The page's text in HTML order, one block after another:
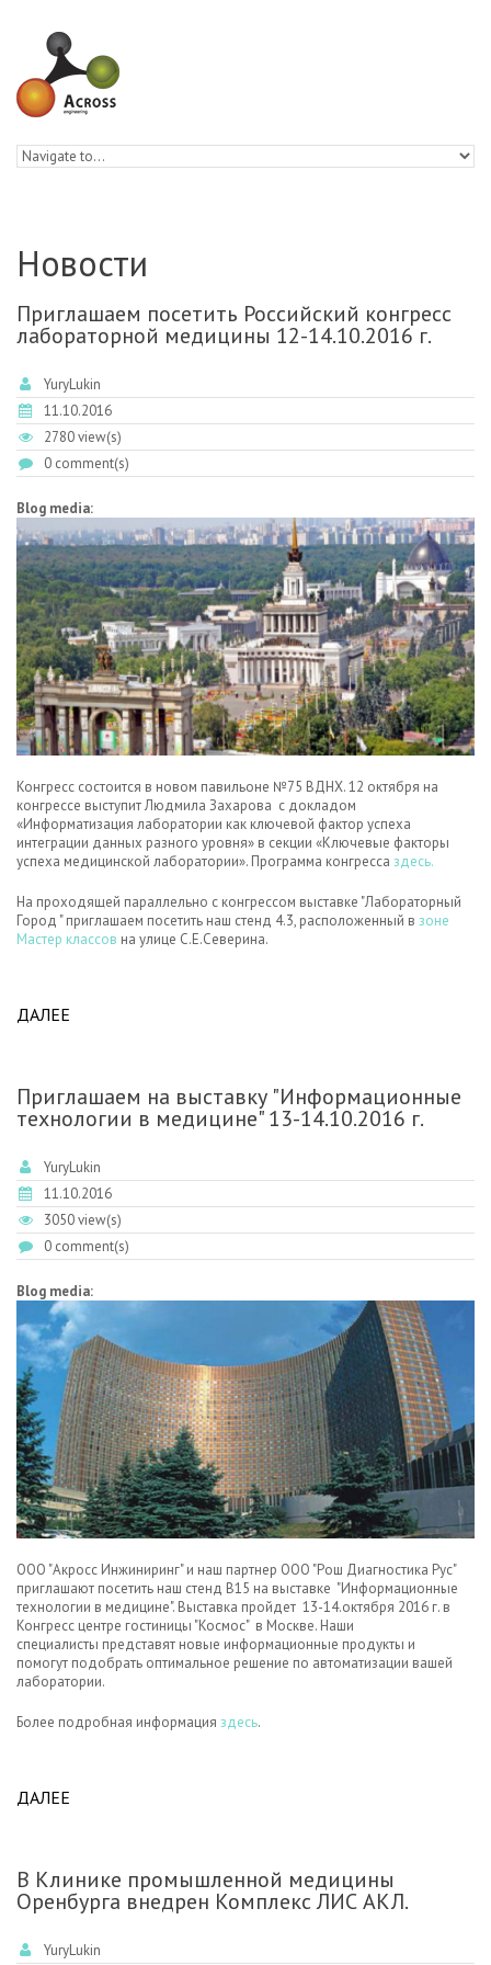
Новости
Приглашаем посетить Российский конгресс
лабораторной медицины 12-14.10.2016 г.
YuryLukin
11.10.2016
2780 view(s)
0 comment(s)
Blog media:
Конгресс состоится в новом павильоне №75 ВДНХ. 12 октября на
конгрессе выступит Людмила Захарова с докладом
«Информатизация лаборатории как ключевой фактор успеха
интеграции данных разного уровня» в секции «Ключевые факторы
успеха медицинской лаборатории». Программа конгресса здесь.
На проходящей параллельно с конгрессом выставке "Лабораторный
Город " приглашаем посетить наш стенд 4.3, расположенный в зоне
Мастер классов на улице С.Е.Северина.
ДАЛЕЕ
Приглашаем на выставку "Информационные
технологии в медицине" 13-14.10.2016 г.
YuryLukin
11.10.2016
3050 view(s)
0 comment(s)
Blog media:
ООО "Акросс Инжиниринг" и наш партнер ООО "Рош Диагностика Рус"
приглашают посетить наш стенд В15 на выставке "Информационные
технологии в медицине". Выставка пройдет 13-14.октября 2016 г. в
Конгресс центре гостиницы "Космос" в Москве. Наши
специалисты представят новые информационные продукты и
помогут подобрать оптимальное решение по автоматизации вашей
лаборатории.
Более подробная информация здесь.
ДАЛЕЕ
В Клинике промышленной медицины
Оренбурга внедрен Комплекс ЛИС АКЛ.
YuryLukin